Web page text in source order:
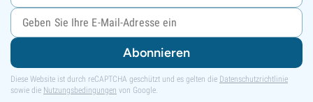
Abonnieren
Diese Website ist durch reCAPTCHA geschützt und es gelten die Datenschutzrichtlinie
sowie die Nutzungsbedingungen von Google.